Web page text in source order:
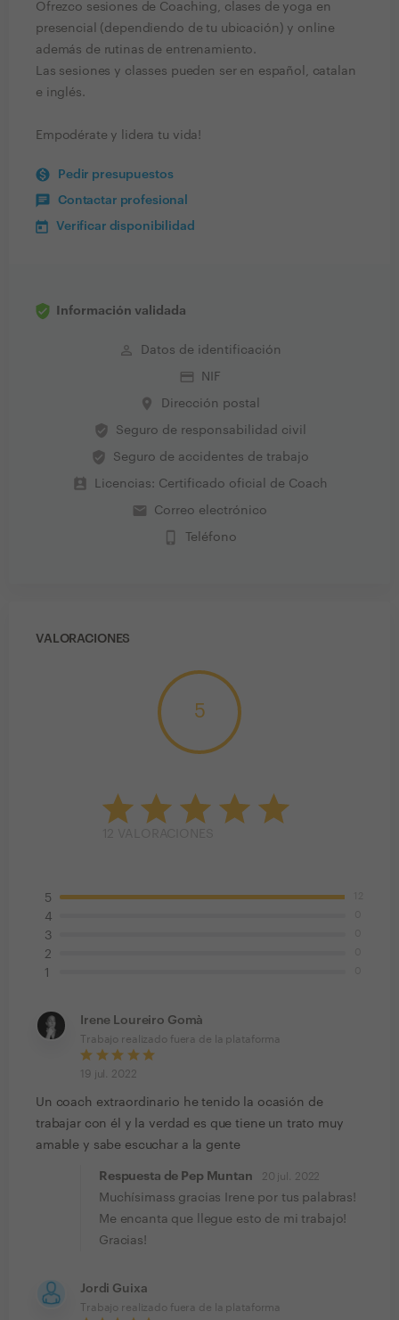
Ofrezco sesiones de Coaching, clases de yoga en
presencial (dependiendo de tu ubicación) y online
además de rutinas de entrenamiento.
Las sesiones y classes pueden ser en español, catalan
e inglés.
Empodérate y lidera tu vida!
Pedir presupuestos
Contactar profesional
Verificar disponibilidad
Información validada
perm_identity Datos de identificación
credit_card NIF
place Dirección postal
verified_user Seguro de responsabilidad civil
verified_user Seguro de accidentes de trabajo
perm_contact_calendar Licencias: Certificado oficial de Coach
email Correo electrónico
phone_iphone Teléfono
VALORACIONES
5
5
4
3
2
1
Irene Loureiro Gomà
Trabajo realizado fuera de la plataforma
19 jul. 2022
Un coach extraordinario he tenido la ocasión de
trabajar con él y la verdad es que tiene un trato muy
amable y sabe escuchar a la gente
Respuesta de Pep Muntan 20 jul. 2022
Muchísimass gracias Irene por tus palabras!
Me encanta que llegue esto de mi trabajo!
Gracias!
Jordi Guixa
Trabajo realizado fuera de la plataforma